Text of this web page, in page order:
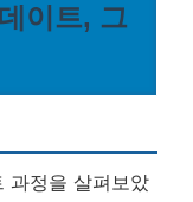
이트, 그
과정을 살펴보았